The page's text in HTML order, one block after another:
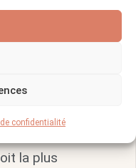
confidentialité
Ventilation et accès à
objectifs
la plus